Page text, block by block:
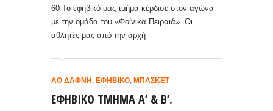
60 Το εφηβικό μας τμήμα κέρδισε στον αγώνα
με την ομάδα του «Φοίνικα Πειραιά». Οι
αθλητές μας από την αρχή
ΑΟ ΔΆΦΝΗ ΕΦΗΒΙΚΌ ΜΠΆΣΚΕΤ
ΕΦΗΒΙΚΟ ΤΜΗΜΑ Α’ & Β’.